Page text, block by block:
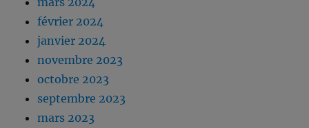
février 2024
janvier 2024
novembre 2023
octobre 2023
septembre 2023
mars 2023